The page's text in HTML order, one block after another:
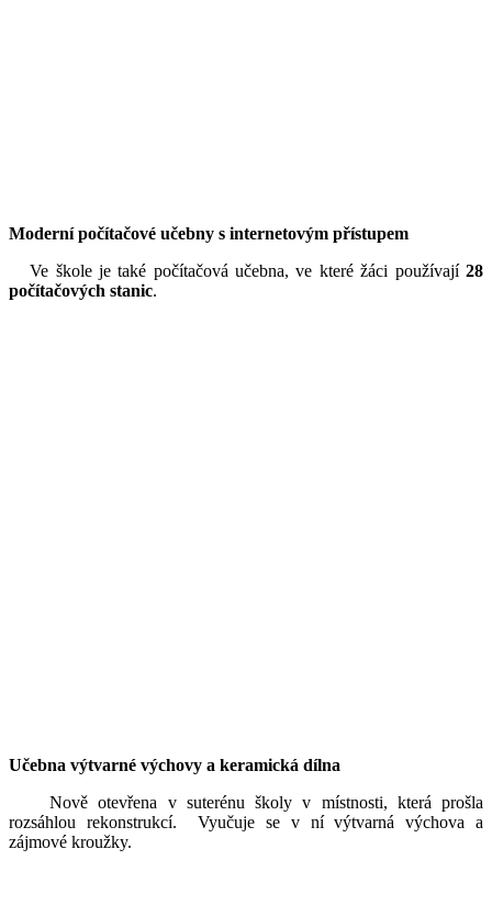
Moderní počítačové učebny s internetovým přístupem
Ve škole je také počítačová učebna, ve které žáci používají 28
počítačových stanic.
Učebna výtvarné výchovy a keramická dílna
Nově otevřena v suterénu školy v místnosti, která prošla
rozsáhlou rekonstrukcí. Vyučuje se v ní výtvarná výchova a
zájmové kroužky.